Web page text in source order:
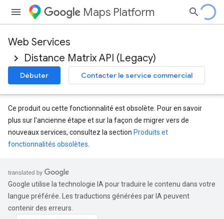
Maps Platform
Web Services
Distance Matrix API (Legacy)
Débuter Contacter le service commercial
Ce produit ou cette fonctionnalité est obsolète. Pour en savoir
plus sur l'ancienne étape et sur la façon de migrer vers de
nouveaux services, consultez la section Produits et
fonctionnalités obsolètes
Google utilise la technologie IA pour traduire le contenu dans votre
langue préférée. Les traductions générées par IA peuvent
contenir des erreurs.